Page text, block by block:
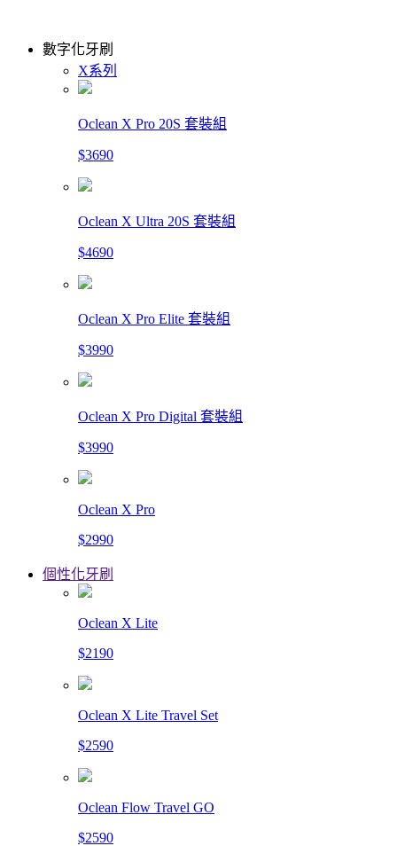
數字化牙刷
X系列
Oclean X Pro 20S 套裝組
$3690
Oclean X Ultra 20S 套裝組
$4690
Oclean X Pro Elite 套裝組
$3990
Oclean X Pro Digital 套裝組
$3990
Oclean X Pro
$2990
個性化牙刷
Oclean X Lite
$2190
Oclean X Lite Travel Set
$2590
Oclean Flow Travel GO
$2590